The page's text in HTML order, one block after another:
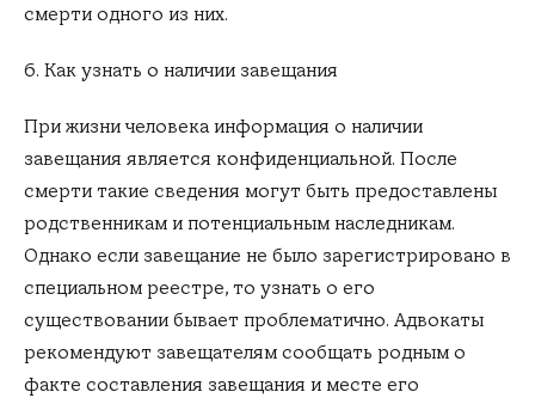
смерти одного из них.
6. Как узнать о наличии завещания
При жизни человека информация о наличии
завещания является конфиденциальной. После
смерти такие сведения могут быть предоставлены
родственникам и потенциальным наследникам.
Однако если завещание не было зарегистрировано в
специальном реестре, то узнать о его
существовании бывает проблематично. Адвокаты
рекомендуют завещателям сообщать родным о
факте составления завещания и месте его